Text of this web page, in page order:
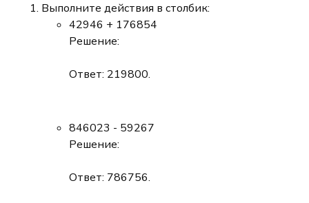
Выполните действия в столбик:
42946 + 176854
Решение:
Ответ: 219800.
846023 - 59267
Решение:
Ответ: 786756.